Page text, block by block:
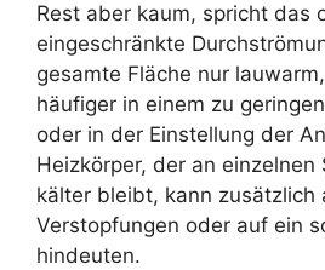
Rest aber kaum, spricht das
eingeschränkte
gesamte Fläche nur
häufiger in einem zu
oder in der Einstellung der
Heizkörper, der an einzelnen
kälter bleibt, kann zusätzlich
Verstopfungen oder auf ein
hindeuten.